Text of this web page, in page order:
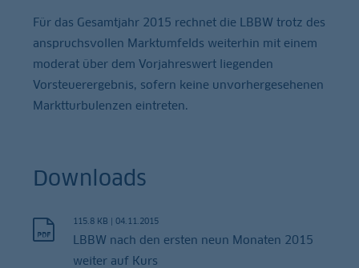
Für das Gesamtjahr 2015 rechnet die LBBW trotz des
anspruchsvollen Marktumfelds weiterhin mit einem
moderat über dem Vorjahreswert liegenden
Vorsteuerergebnis, sofern keine unvorhergesehenen
Marktturbulenzen eintreten.
Downloads
115.8 KB | 04.11.2015
LBBW nach den ersten neun Monaten 2015
weiter auf Kurs